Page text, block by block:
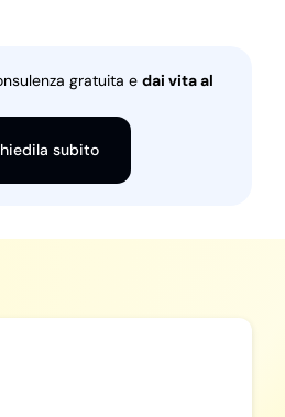
gratuita e dai vita al
subito